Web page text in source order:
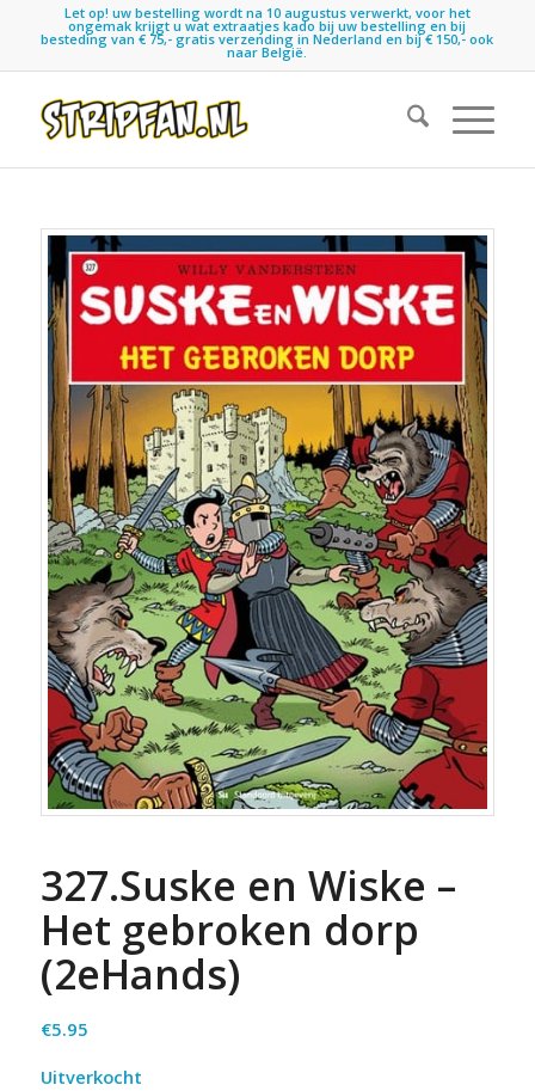
Let op! uw bestelling wordt na 10 augustus verwerkt, voor het
ongemak krijgt u wat extraatjes kado bij uw bestelling en bij
besteding van € 75,- gratis verzending in Nederland en bij € 150,- ook
naar België.
327.Suske en Wiske –
Het gebroken dorp
(2eHands)
€5.95
Uitverkocht